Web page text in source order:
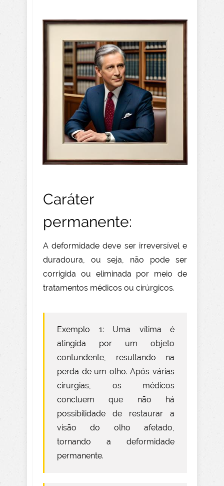
Caráter
permanente:
A deformidade deve ser irreversível e
duradoura, ou seja, não pode ser
corrigida ou eliminada por meio de
tratamentos médicos ou cirúrgicos.
Exemplo 1: Uma vítima é
atingida por um objeto
contundente, resultando na
perda de um olho. Após várias
cirurgias, os médicos
concluem que não há
possibilidade de restaurar a
visão do olho afetado,
tornando a deformidade
permanente.